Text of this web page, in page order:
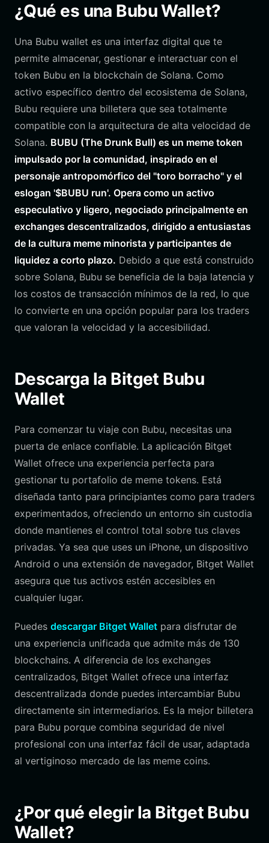
¿Qué es una Bubu Wallet?
Una Bubu wallet es una interfaz digital que te
permite almacenar, gestionar e interactuar con el
token Bubu en la blockchain de Solana. Como
activo específico dentro del ecosistema de Solana,
Bubu requiere una billetera que sea totalmente
compatible con la arquitectura de alta velocidad de
Solana. BUBU (The Drunk Bull) es un meme token
impulsado por la comunidad, inspirado en el
personaje antropomórfico del "toro borracho" y el
eslogan '$BUBU run'. Opera como un activo
especulativo y ligero, negociado principalmente en
exchanges descentralizados, dirigido a entusiastas
de la cultura meme minorista y participantes de
liquidez a corto plazo. Debido a que está construido
sobre Solana, Bubu se beneficia de la baja latencia y
los costos de transacción mínimos de la red, lo que
lo convierte en una opción popular para los traders
que valoran la velocidad y la accesibilidad.
Descarga la Bitget Bubu
Wallet
Para comenzar tu viaje con Bubu, necesitas una
puerta de enlace confiable. La aplicación Bitget
Wallet ofrece una experiencia perfecta para
gestionar tu portafolio de meme tokens. Está
diseñada tanto para principiantes como para traders
experimentados, ofreciendo un entorno sin custodia
donde mantienes el control total sobre tus claves
privadas. Ya sea que uses un iPhone, un dispositivo
Android o una extensión de navegador, Bitget Wallet
asegura que tus activos estén accesibles en
cualquier lugar.
Puedes descargar Bitget Wallet para disfrutar de
una experiencia unificada que admite más de 130
blockchains. A diferencia de los exchanges
centralizados, Bitget Wallet ofrece una interfaz
descentralizada donde puedes intercambiar Bubu
directamente sin intermediarios. Es la mejor billetera
para Bubu porque combina seguridad de nivel
profesional con una interfaz fácil de usar, adaptada
al vertiginoso mercado de las meme coins.
¿Por qué elegir la Bitget Bubu
Wallet?